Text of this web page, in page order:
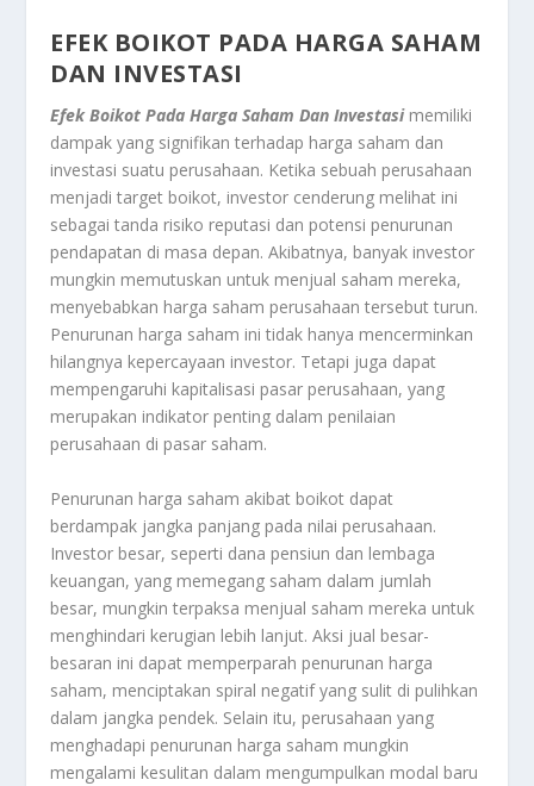
EFEK BOIKOT PADA HARGA SAHAM
DAN INVESTASI
Efek Boikot Pada Harga Saham Dan Investasi memiliki
dampak yang signifikan terhadap harga saham dan
investasi suatu perusahaan. Ketika sebuah perusahaan
menjadi target boikot, investor cenderung melihat ini
sebagai tanda risiko reputasi dan potensi penurunan
pendapatan di masa depan. Akibatnya, banyak investor
mungkin memutuskan untuk menjual saham mereka,
menyebabkan harga saham perusahaan tersebut turun.
Penurunan harga saham ini tidak hanya mencerminkan
hilangnya kepercayaan investor. Tetapi juga dapat
mempengaruhi kapitalisasi pasar perusahaan, yang
merupakan indikator penting dalam penilaian
perusahaan di pasar saham.
Penurunan harga saham akibat boikot dapat
berdampak jangka panjang pada nilai perusahaan.
Investor besar, seperti dana pensiun dan lembaga
keuangan, yang memegang saham dalam jumlah
besar, mungkin terpaksa menjual saham mereka untuk
menghindari kerugian lebih lanjut. Aksi jual besar-
besaran ini dapat memperparah penurunan harga
saham, menciptakan spiral negatif yang sulit di pulihkan
dalam jangka pendek. Selain itu, perusahaan yang
menghadapi penurunan harga saham mungkin
mengalami kesulitan dalam mengumpulkan modal baru